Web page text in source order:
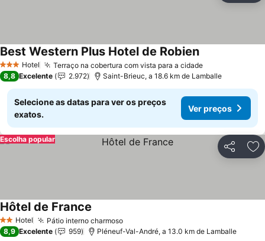
3 EstrelasHotel Terraço na cobertura com vista para a cidade
Best Western Plus Hotel de Robien
8,8 Excelente 2.972 Saint-Brieuc, a 18.6 km de Lamballe
Selecione as datas para ver os preços
exatos.
Ver preços
Partilhar
Escolha popular
2 Estrelas
Hotel Pátio interno charmoso
Hôtel de France
8,9 Excelente 959 Pléneuf-Val-André, a 13.0 km de Lamballe